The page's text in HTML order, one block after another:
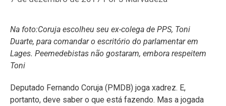
Na foto:Coruja escolheu seu ex-colega de PPS, Toni
Duarte, para comandar o escritório do parlamentar em
Lages. Peemedebistas não gostaram, embora respeitem
Toni
Deputado Fernando Coruja (PMDB) joga xadrez. E,
portanto, deve saber o que está fazendo. Mas a jogada